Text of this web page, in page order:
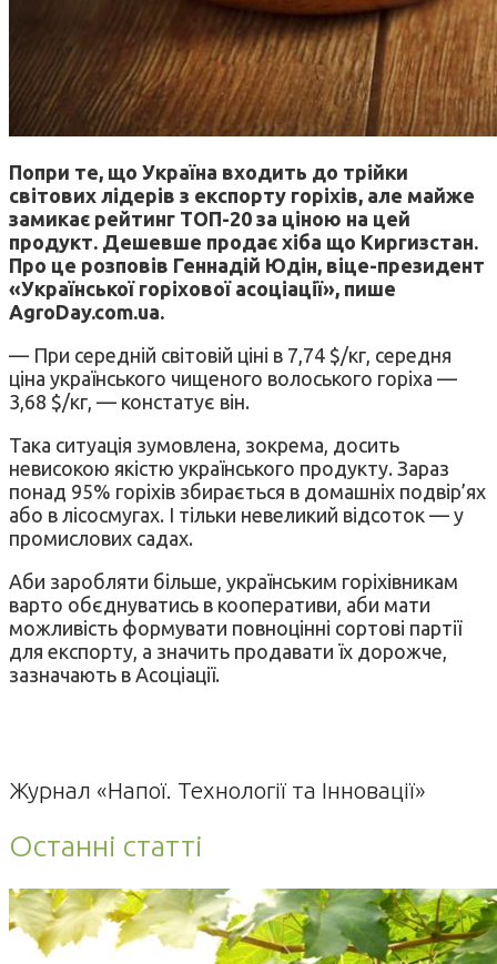
Попри те, що Україна входить до трійки
світових лідерів з експорту горіхів, але майже
замикає рейтинг ТОП-20 за ціною на цей
продукт. Дешевше продає хіба що Киргизстан.
Про це розповів Геннадій Юдін, віце-президент
«Української горіхової асоціації», пише
AgroDay.com.ua.
— При середній світовій ціні в 7,74 $/кг, середня
ціна українського чищеного волоського горіха —
3,68 $/кг, — констатує він.
Така ситуація зумовлена, зокрема, досить
невисокою якістю українського продукту. Зараз
понад 95% горіхів збирається в домашніх подвір’ях
або в лісосмугах. І тільки невеликий відсоток — у
промислових садах.
Аби заробляти більше, українським горіхівникам
варто обєднуватись в кооперативи, аби мати
можливість формувати повноцінні сортові партії
для експорту, а значить продавати їх дорожче,
зазначають в Асоціації.
Журнал «Напої. Технології та Інновації»
Останні статті